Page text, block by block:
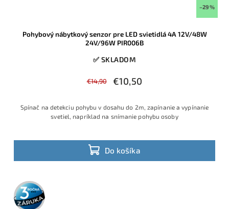
–29 %
Pohybový nábytkový senzor pre LED svietidlá 4A 12V/48W
24V/96W PIR006B
✅ SKLADOM
€14,90 €10,50
Do košíka
Spínač na detekciu pohybu v dosahu do 2m, zapínanie a vypínanie
svetiel, napríklad na snímanie pohybu osoby
3 roky
záruka